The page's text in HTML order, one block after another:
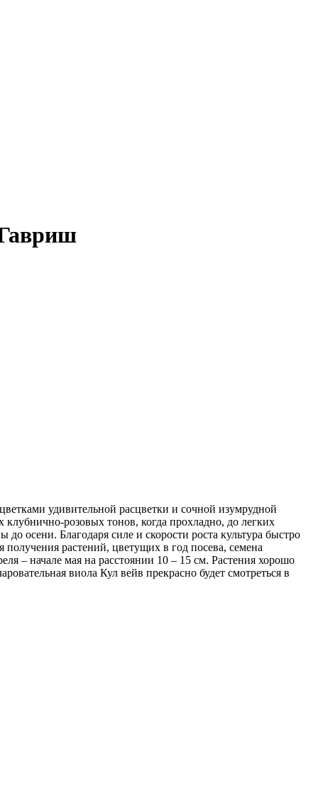
удивительной расцветки и сочной изумрудной
розовых тонов, когда прохладно, до легких
осени. Благодаря силе и скорости роста культура быстро
растений, цветущих в год посева, семена
– начале мая на расстоянии 10 – 15 см. Растения хорошо
виола Кул вейв прекрасно будет смотреться в